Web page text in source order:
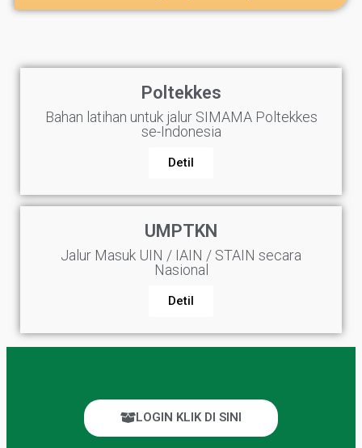
Poltekkes
Bahan latihan untuk jalur SIMAMA Poltekkes
se-Indonesia
Detil
UMPTKN
Jalur Masuk UIN / IAIN / STAIN secara
Nasional
Detil
LOGIN KLIK DI SINI